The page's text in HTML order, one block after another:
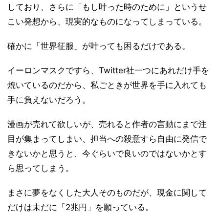
しており、さらに「もし叶った時のために」というせ
こい発想から、現実的なものになってしまっている。
確かに「世界征服」が叶っても困るだけである。
イーロンマスクですら、Twitter社一つにあれだけ手を
焼いているのだから、私ごときが世界を手に入れても
手に負えないだろう。
漫画が売れて欲しいが、売れると作者の言動にまで注
目が集まってしまい、担当への殺意すら自由に発信で
きないかと思うと、今ぐらいで良いのではないかとす
ら思ってしまう。
まさに夢をなくした大人そのものだが、現金に関して
だけは未だに「2兆円」を願っている。